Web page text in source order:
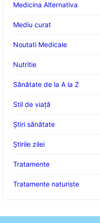
Medicina Alternativa
Mediu curat
Noutati Medicale
Nutritie
Sănătate de la A la Z
Stil de viaţă
Ştiri sănătate
Știrile zilei
Tratamente
Tratamente naturiste